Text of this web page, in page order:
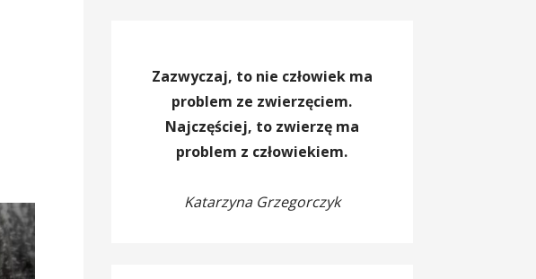
Zazwyczaj, to nie człowiek ma
problem ze zwierzęciem.
Najczęściej, to zwierzę ma
problem z człowiekiem.
Katarzyna Grzegorczyk